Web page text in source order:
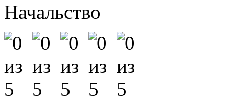
Начальство